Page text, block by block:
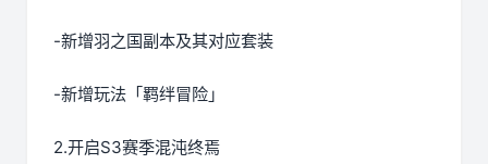
-新增羽之国副本及其对应套装
-新增玩法「羁绊冒险」
2.开启S3赛季混沌终焉